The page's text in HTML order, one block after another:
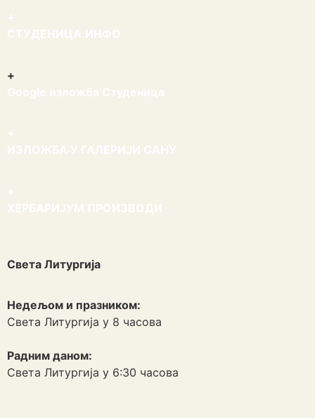
+
Света Литургија
Недељом и празником:
Света Литургија у 8 часова
Радним даном:
Света Литургија у 6:30 часова